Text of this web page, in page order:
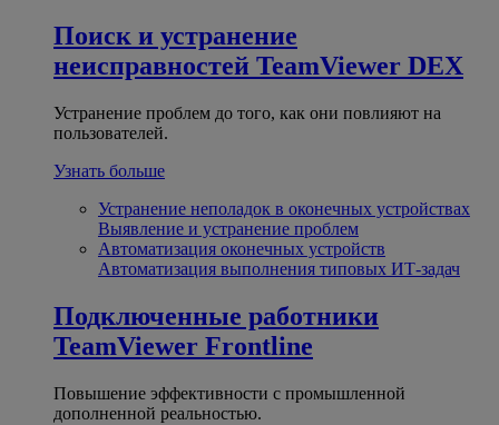
Поиск и устранение
неисправностей TeamViewer DEX
Устранение проблем до того, как они повлияют на
пользователей.
Узнать больше
Устранение неполадок в оконечных устройствах
Выявление и устранение проблем
Автоматизация оконечных устройств
Автоматизация выполнения типовых ИТ-задач
Подключенные работники
TeamViewer Frontline
Повышение эффективности с промышленной
дополненной реальностью.